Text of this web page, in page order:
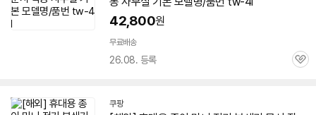
42,800원
무료배송
26.08. 등록
관
쿠팡